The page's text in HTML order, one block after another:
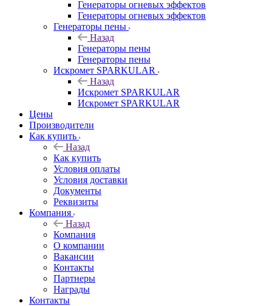
Генераторы огневых эффектов
Генераторы огневых эффектов
Генераторы пены
Назад
Генераторы пены
Генераторы пены
Искромет SPARKULAR
Назад
Искромет SPARKULAR
Искромет SPARKULAR
Цены
Производители
Как купить
Назад
Как купить
Условия оплаты
Условия доставки
Документы
Реквизиты
Компания
Назад
Компания
О компании
Вакансии
Контакты
Партнеры
Награды
Контакты